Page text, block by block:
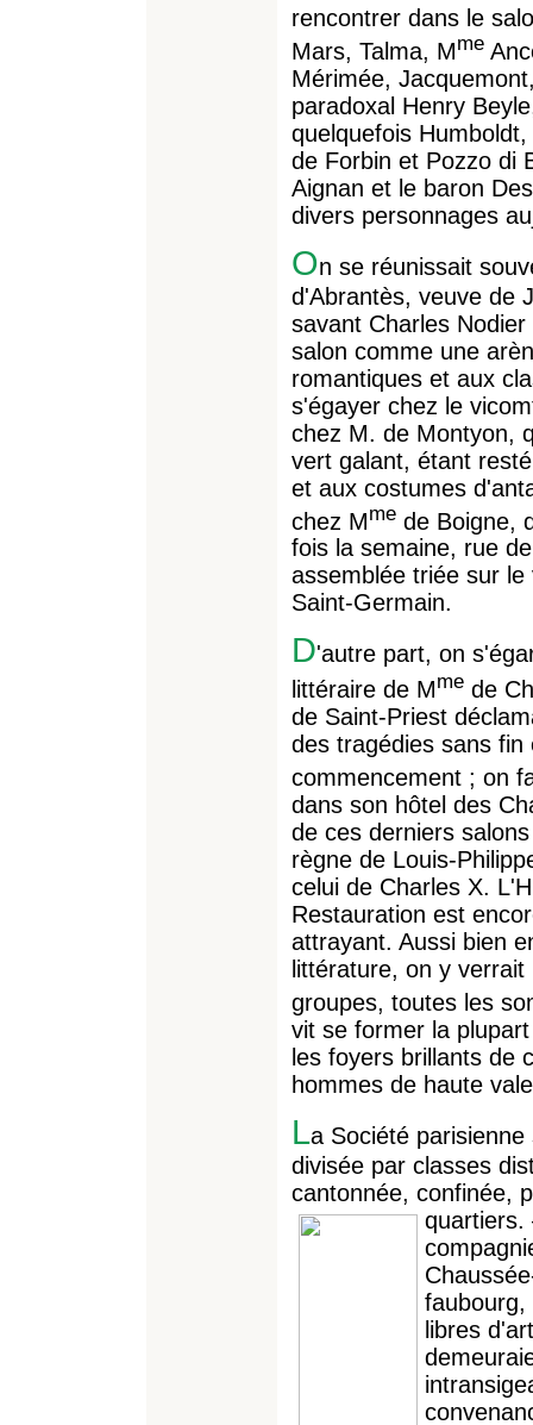
rencontrer dans le
Mars, Talma, Mme
Mérimée,
paradoxal Henry
quelquefois
de Forbin et Pozzo di
Aignan et le baron
divers personnages
On se réunissait
d'Abrantès, veuve de
savant Charles
salon comme une
romantiques et aux
s'égayer chez le
chez M. de Montyon,
vert galant, étant
et aux costumes
chez Mmede Boigne,
fois la semaine, rue
assemblée triée sur
Saint-Germain.
D'autre part, on
littéraire de Mmede
de Saint-Priest
des tragédies sans
commencement ; on
dans son hôtel des
de ces derniers
règne de Louis-
celui de Charles X.
Restauration est
attrayant. Aussi bien
littérature, on y
groupes, toutes les
vit se former la
les foyers brillants de
hommes de haute
La Société
divisée par classes
cantonnée, confinée,
faubourg,
libres